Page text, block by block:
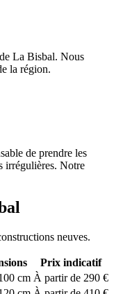
La Bisbal. Nous
la région.
de prendre les
irrégulières. Notre
neuves.
Prix indicatif
cm À partir de 290 €